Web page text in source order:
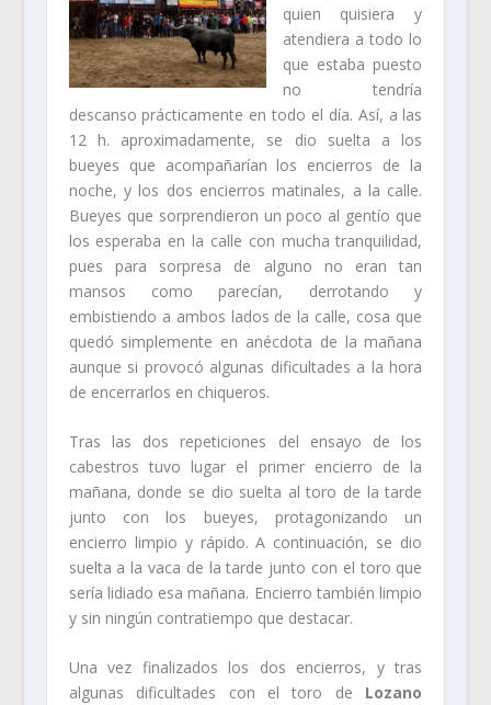
quien quisiera y
atendiera a todo lo
que estaba puesto
no tendría
descanso prácticamente en todo el día. Así, a las
12 h. aproximadamente, se dio suelta a los
bueyes que acompañarían los encierros de la
noche, y los dos encierros matinales, a la calle.
Bueyes que sorprendieron un poco al gentío que
los esperaba en la calle con mucha tranquilidad,
pues para sorpresa de alguno no eran tan
mansos como parecían, derrotando y
embistiendo a ambos lados de la calle, cosa que
quedó simplemente en anécdota de la mañana
aunque si provocó algunas dificultades a la hora
de encerrarlos en chiqueros.
Tras las dos repeticiones del ensayo de los
cabestros tuvo lugar el primer encierro de la
mañana, donde se dio suelta al toro de la tarde
junto con los bueyes, protagonizando un
encierro limpio y rápido. A continuación, se dio
suelta a la vaca de la tarde junto con el toro que
sería lidiado esa mañana. Encierro también limpio
y sin ningún contratiempo que destacar.
Una vez finalizados los dos encierros, y tras
algunas dificultades con el toro de Lozano